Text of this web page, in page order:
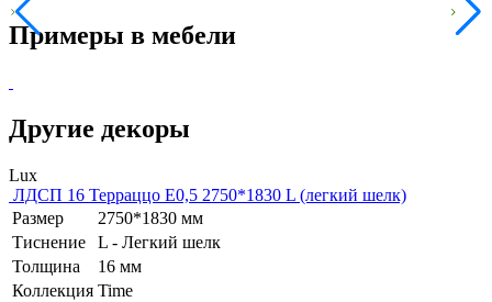
Примеры в мебели
Другие декоры
Lux
ЛДСП 16 Терраццо Е0,5 2750*1830 L (легкий шелк)
Размер
2750*1830 мм
Тиснение
L - Легкий шелк
Толщина
16 мм
Коллекция Time